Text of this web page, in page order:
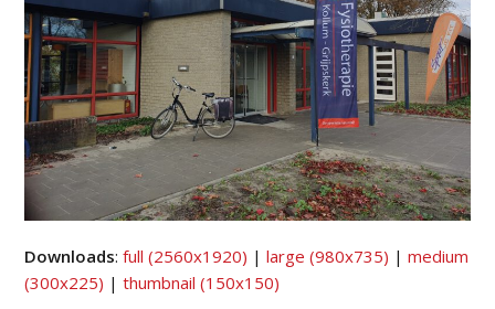
Downloads:full (2560x1920) |large (980x735) |medium
(300x225) |thumbnail (150x150)